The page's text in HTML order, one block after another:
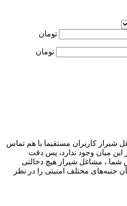
تومان
تومان
شیراز کاربران مستقیما با هم تماس
میان وجود ندارد، پس دقت
شما ، مشاغل شیراز هیچ دخالتی
جنبه‌های مختلف امنیتی را در نظر